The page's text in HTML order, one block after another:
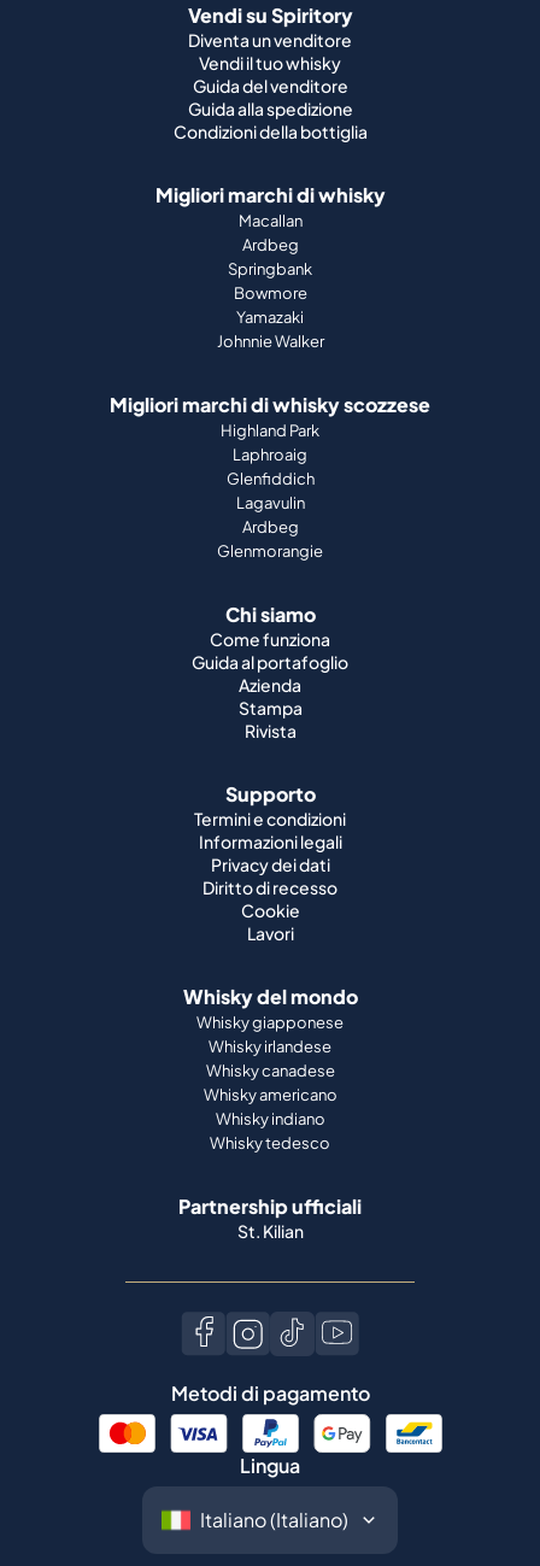
Vendi su Spiritory
Diventa un venditore
Vendi il tuo whisky
Guida del venditore
Guida alla spedizione
Condizioni della bottiglia
Migliori marchi di whisky
Macallan
Ardbeg
Springbank
Bowmore
Yamazaki
Johnnie Walker
Migliori marchi di whisky scozzese
Highland Park
Laphroaig
Glenfiddich
Lagavulin
Ardbeg
Glenmorangie
Chi siamo
Come funziona
Guida al portafoglio
Azienda
Stampa
Rivista
Supporto
Termini e condizioni
Informazioni legali
Privacy dei dati
Diritto di recesso
Cookie
Lavori
Whisky del mondo
Whisky giapponese
Whisky irlandese
Whisky canadese
Whisky americano
Whisky indiano
Whisky tedesco
Partnership ufficiali
St. Kilian
Metodi di pagamento
Lingua